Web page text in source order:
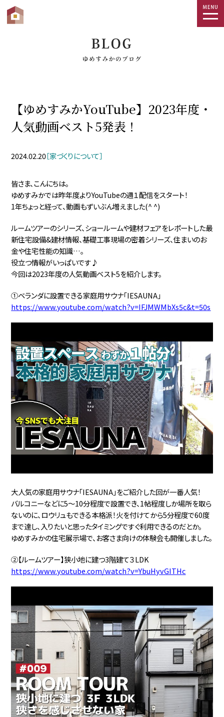
【ゆめすみかYouTube】2023年度・
人気動画ベスト5発表！
2024.02.20［家づくりについて］
皆さま、こんにちは。
ゆめすみかでは昨年度よりYouTubeの週１配信をスタート！
1年ちょっと経って、動画もずいぶん増えました(^ ^)
ルームツアーのシリーズ、ショールームや建材フェアをレポートした最
新住宅設備&建材情報、基礎工事現場の密着シリーズ、住まいのお
金や住宅性能の知識…。
役立つ情報がいっぱいです♪
今回は2023年度の人気動画ベスト5を紹介します。
①ベランダに設置できる家庭用サウナ「IESAUNA」
https://www.youtube.com/watch?v=IFJMWMbXs5c&t=50s
大人気の家庭用サウナ「IESAUNA」をご紹介した回が一番人気！
バルコニーなどに5～10分程度で設置でき、1帖程度しか場所を取ら
ないのに、ロウリュもできる本格派！火を付けてから5分程度で60度
まで達し、入りたいと思ったタイミングですぐ利用できるのだとか。
ゆめすみかの住宅展示場で、お客さま向けの体験会も開催しました。
②【ルームツアー】狭小地に建つ3階建て３LDK
https://www.youtube.com/watch?v=YbuHyvGITHc